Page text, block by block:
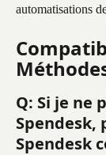
automatisations
Q: Si je ne
Spendesk